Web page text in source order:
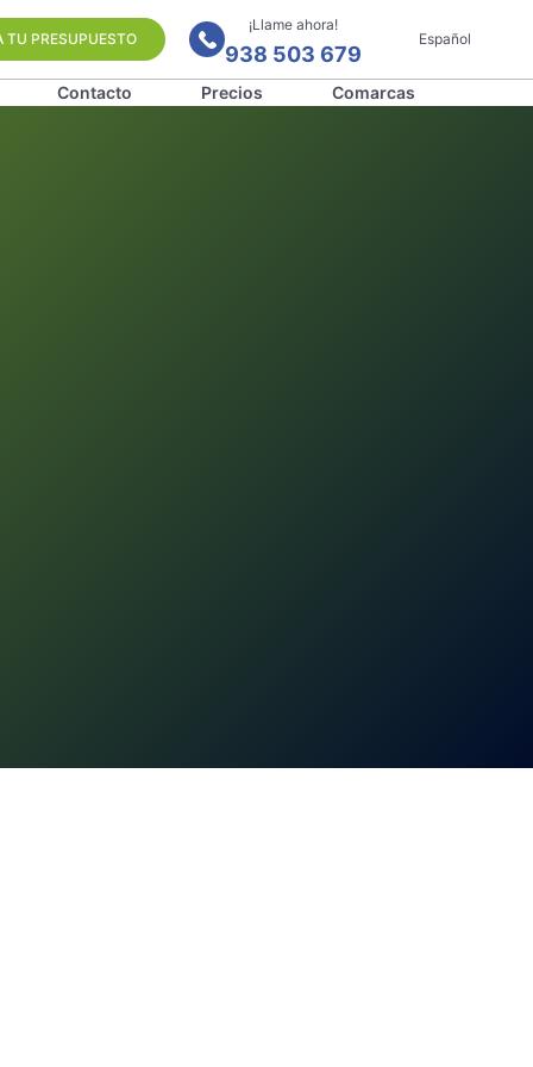
TU PRESUPUESTO
¡Llame ahora!
938 503 679
Español
Contacto Precios Comarcas